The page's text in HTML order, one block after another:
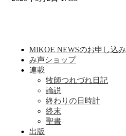
MIKOE NEWSのお申し込み
み声ショップ
連載
牧師つれづれ日記
論説
終わりの日時計
終末
聖書
出版